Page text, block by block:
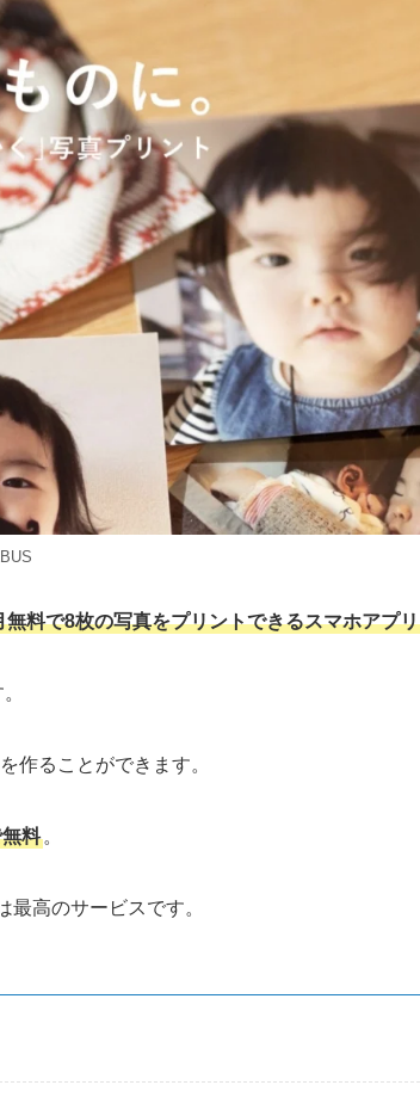
無料で8枚の写真をプリントできるスマホアプリ
作ることができます。
料 。
最高のサービスです。